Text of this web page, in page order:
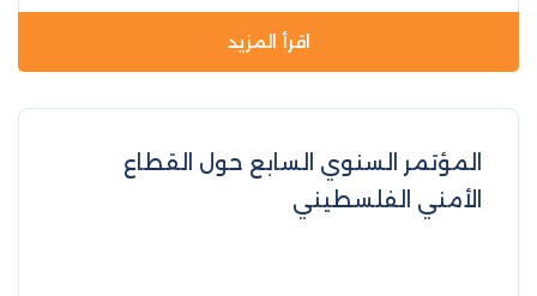
اقرأ المزيد
المؤتمر السنوي السابع حول القطاع
الأمني الفلسطيني